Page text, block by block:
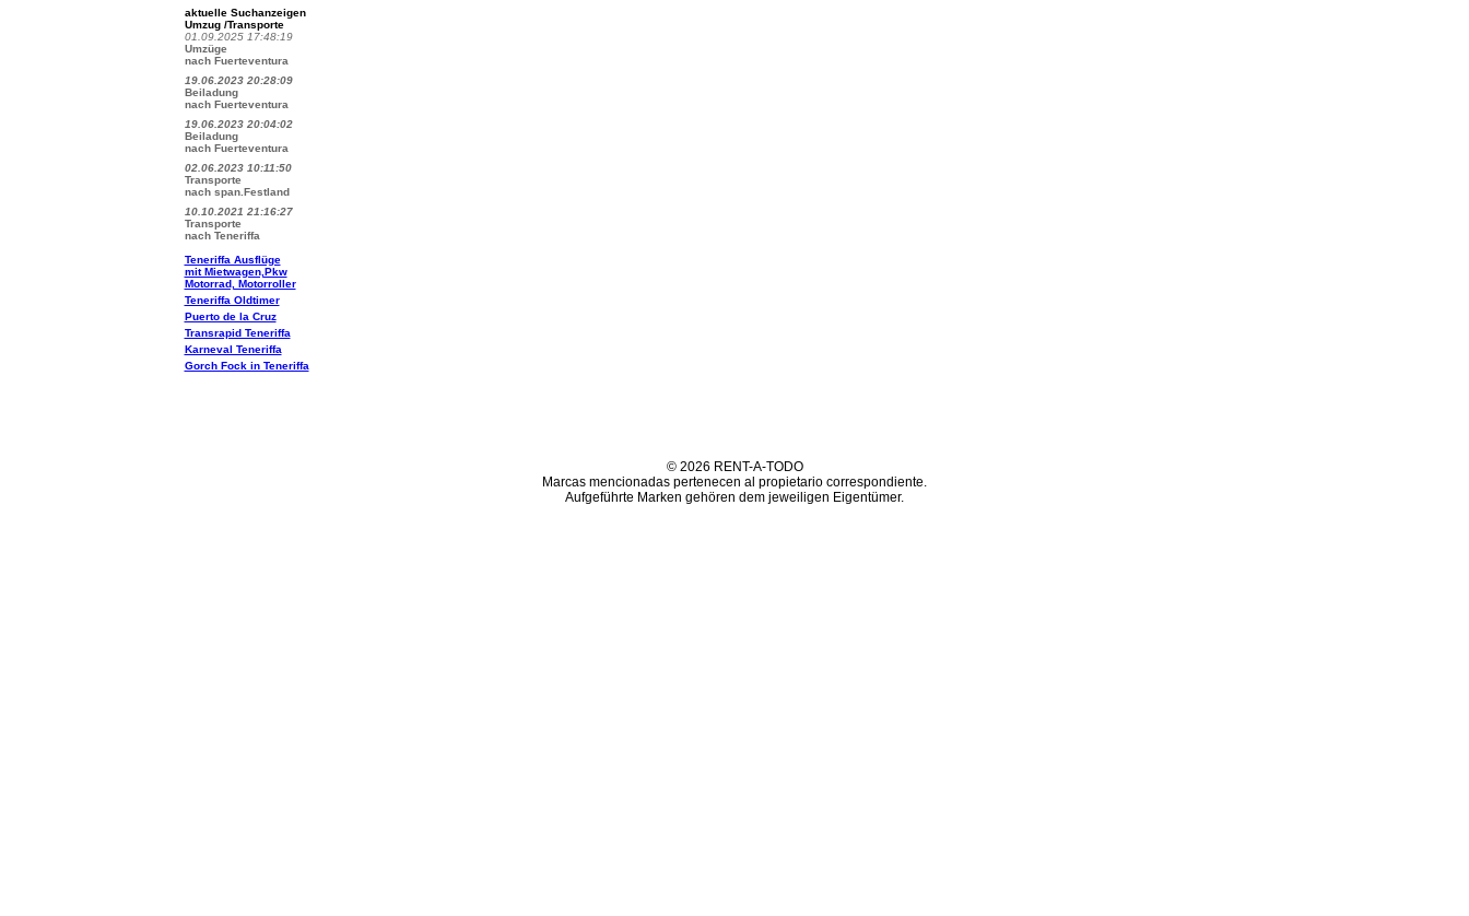
aktuelle Suchanzeigen
Umzug /Transporte
01.09.2025 17:48:19
Umzüge
nach Fuerteventura
19.06.2023 20:28:09
Beiladung
nach Fuerteventura
19.06.2023 20:04:02
Beiladung
nach Fuerteventura
02.06.2023 10:11:50
Transporte
nach span.Festland
10.10.2021 21:16:27
Transporte
nach Teneriffa
Teneriffa Ausflüge
mit Mietwagen,Pkw
Motorrad, Motorroller
Teneriffa Oldtimer
Puerto de la Cruz
Transrapid Teneriffa
Karneval Teneriffa
Gorch Fock in Teneriffa
© 2026 RENT-A-TODO
Marcas mencionadas pertenecen al propietario correspondiente.
Aufgeführte Marken gehören dem jeweiligen Eigentümer.